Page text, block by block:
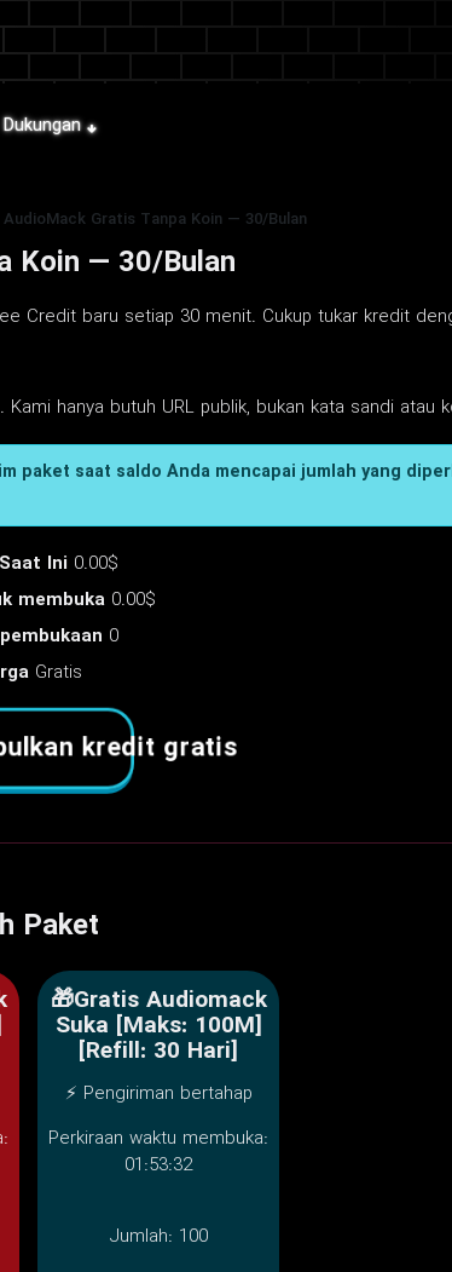
Dukungan
AudioMack Gratis Tanpa Koin — 30/Bulan
Koin — 30/Bulan
Credit baru setiap 30 menit. Cukup tukar kredit
. Kami hanya butuh URL publik, bukan kata sandi atau
paket saat saldo Anda mencapai jumlah yang
Ini 0.00$
membuka 0.00$
0
Gratis
kredit gratis
Paket
🎁Gratis Audiomack
Suka [Maks: 100M]
[Refill: 30 Hari]
⚡ Pengiriman bertahap
Perkiraan waktu membuka:
01:53:32
Jumlah: 100